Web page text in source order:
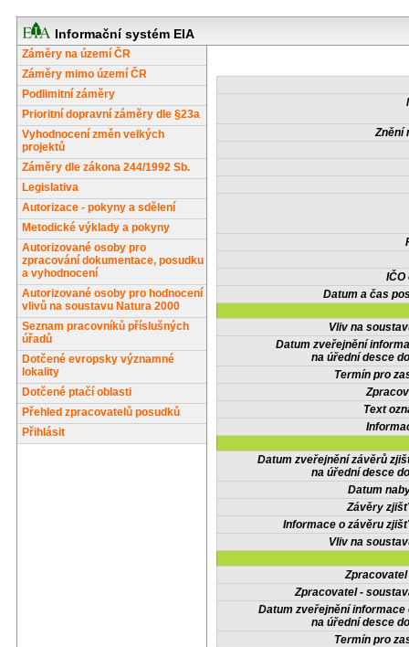
Informační systém EIA
Záměry na území ČR
Záměry mimo území ČR
Podlimitní záměry
Prioritní dopravní záměry dle §23a
Vyhodnocení změn velkých
projektů
Záměry dle zákona 244/1992 Sb.
Legislativa
Autorizace - pokyny a sdělení
Metodické výklady a pokyny
Autorizované osoby pro
zpracování dokumentace, posudku
a vyhodnocení
Autorizované osoby pro hodnocení
vlivů na soustavu Natura 2000
Seznam pracovníků příslušných
úřadů
Dotčené evropsky významné
lokality
Dotčené ptačí oblasti
Přehled zpracovatelů posudků
Přihlásit
Znění
IČO
Datum a čas
Vliv na
Datum zveřejnění
na úřední desce
Termín pro
Text
Datum zveřejnění závěrů
na úřední desce
Datum
Závěry
Informace o závěru
Vliv na
Zpracovatel -
Datum zveřejnění informace
na úřední desce
Termín pro